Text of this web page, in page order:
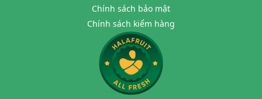
Chính sách bảo mật
Chính sách kiểm hàng